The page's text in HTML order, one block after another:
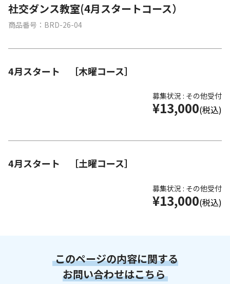
社交ダンス教室(4月スタートコース）
商品番号：BRD-26-04
4月スタート ［木曜コース］
募集状況 : その他受付
¥13,000(税込)
4月スタート ［土曜コース］
募集状況 : その他受付
¥13,000(税込)
このページの内容に関する
お問い合わせはこちら